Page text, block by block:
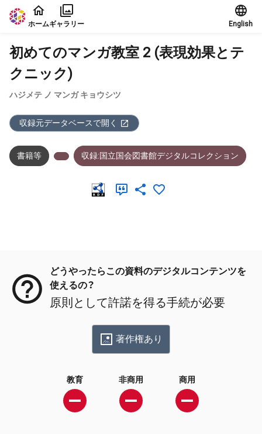
本文に飛ぶ
ホームギャラリー English
初めてのマンガ教室 2 (表現効果とテ
クニック)
ハジメテ ノ マンガ キョウシツ
収録元データベースで開く
書籍等 収録:国立国会図書館デジタルコレクション
どうやったらこの資料のデジタルコンテンツを
使えるの？
原則として許諾を得る手続が必要
著作権あり
教育 非商用 商用